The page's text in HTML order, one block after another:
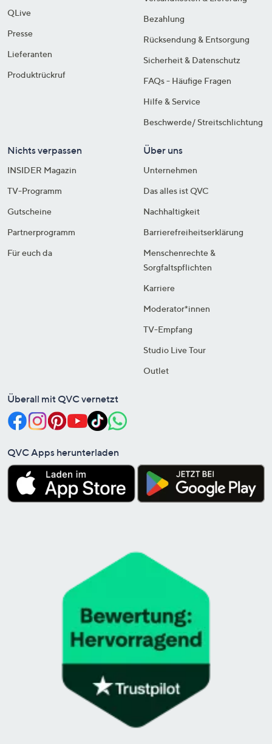
QLive
Presse
Lieferanten
Produktrückruf
Bezahlung
Rücksendung & Entsorgung
Sicherheit & Datenschutz
FAQs - Häufige Fragen
Hilfe & Service
Beschwerde/ Streitschlichtung
Nichts verpassen
INSIDER Magazin
TV-Programm
Gutscheine
Partnerprogramm
Für euch da
Über uns
Unternehmen
Das alles ist QVC
Nachhaltigkeit
Barrierefreiheitserklärung
Menschenrechte &
Sorgfaltspflichten
Karriere
Moderator*innen
TV-Empfang
Studio Live Tour
Outlet
Überall mit QVC vernetzt
QVC Apps herunterladen